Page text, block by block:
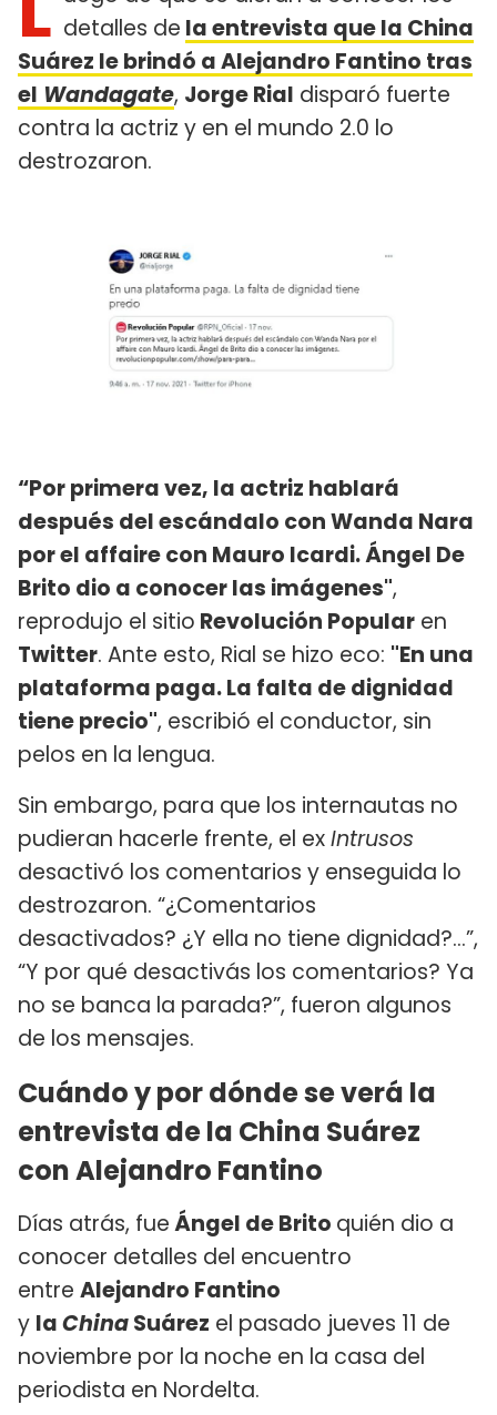
detalles de la entrevista que la China
Suárez le brindó a Alejandro Fantino tras
el Wandagate, Jorge Rial disparó fuerte
contra la actriz y en el mundo 2.0 lo
destrozaron.
“Por primera vez, la actriz hablará
después del escándalo con Wanda Nara
por el affaire con Mauro Icardi. Ángel De
Brito dio a conocer las imágenes",
reprodujo el sitio Revolución Popular en
Twitter. Ante esto, Rial se hizo eco: "En una
plataforma paga. La falta de dignidad
tiene precio", escribió el conductor, sin
pelos en la lengua.
Sin embargo, para que los internautas no
pudieran hacerle frente, el exIntrusos
desactivó los comentarios y enseguida lo
destrozaron. “¿Comentarios
desactivados? ¿Y ella no tiene dignidad?...”,
“Y por qué desactivás los comentarios? Ya
no se banca la parada?”, fueron algunos
de los mensajes.
Cuándo y por dónde se verá la
entrevista de la China Suárez
con Alejandro Fantino
Días atrás, fueÁngel de Brito quién dio a
conocer detalles del encuentro
entre Alejandro Fantino
y laChinaSuárez el pasado jueves 11 de
noviembre por la noche en la casa del
periodista en Nordelta.